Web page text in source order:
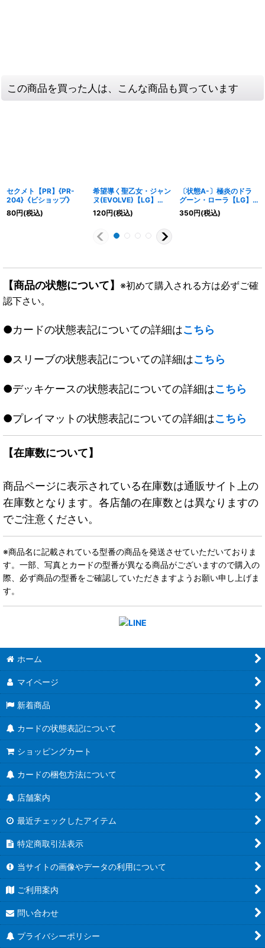
この商品を買った人は、こんな商品も買っています
セクメト【PR】{PR-
204}《ビショップ》
80円(税込)
希望導く聖乙女・ジャン
ヌ(EVOLVE)【LG】
{BP09-087}《ビショッ
プ》
120円(税込)
〔状態A-〕極炎のドラ
グーン・ローラ【LG】
{BP12-086}《ビショッ
プ》
350円(税込)
【商品の状態について】 ※初めて購入される方は必ずご確
認下さい。
●カードの状態表記についての詳細はこちら
●スリーブの状態表記についての詳細はこちら
●デッキケースの状態表記についての詳細はこちら
●プレイマットの状態表記についての詳細はこちら
【在庫数について】
商品ページに表示されている在庫数は通販サイト上の
在庫数となります。各店舗の在庫数とは異なりますの
でご注意ください。
※商品名に記載されている型番の商品を発送させていただいておりま
す。一部、写真とカードの型番が異なる商品がございますので購入の
際、必ず商品の型番をご確認していただきますようお願い申し上げま
す。
ホーム
マイページ
新着商品
カードの状態表記について
ショッピングカート
カードの梱包方法について
店舗案内
最近チェックしたアイテム
特定商取引法表示
当サイトの画像やデータの利用について
ご利用案内
問い合わせ
プライバシーポリシー